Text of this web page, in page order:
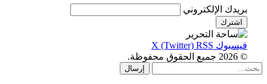
بريدك الإلكتروني
فيسبوك X (Twitter) RSS
© 2026 جميع الحقوق محفوظة.
إرسال